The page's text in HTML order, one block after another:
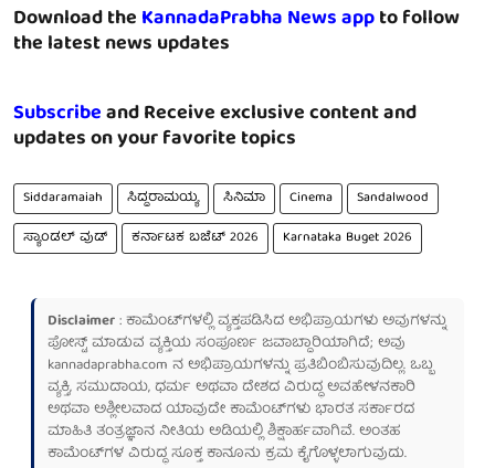
Download theKannadaPrabha News appto follow
the latest news updates
Subscribeand Receive exclusive content and
updates on your favorite topics
Siddaramaiah ಸಿದ್ದರಾಮಯ್ಯ ಸಿನಿಮಾ Cinema
Sandalwood
ಸ್ಯಾಂಡಲ್ ವುಡ್
ಕರ್ನಾಟಕ ಬಜೆಟ್ 2026 Karnataka Buget 2026
Disclaimer: ಕಾಮೆಂಟ್‌ಗಳಲ್ಲಿ ವ್ಯಕ್ತಪಡಿಸಿದ ಅಭಿಪ್ರಾಯಗಳು ಅವುಗಳನ್ನು
ಪೋಸ್ಟ್ ಮಾಡುವ ವ್ಯಕ್ತಿಯ ಸಂಪೂರ್ಣ ಜವಾಬ್ದಾರಿಯಾಗಿದೆ; ಅವು
kannadaprabha.com ನ ಅಭಿಪ್ರಾಯಗಳನ್ನು ಪ್ರತಿಬಿಂಬಿಸುವುದಿಲ್ಲ. ಒಬ್ಬ
ವ್ಯಕ್ತಿ, ಸಮುದಾಯ, ಧರ್ಮ ಅಥವಾ ದೇಶದ ವಿರುದ್ಧ ಅವಹೇಳನಕಾರಿ
ಅಥವಾ ಅಶ್ಲೀಲವಾದ ಯಾವುದೇ ಕಾಮೆಂಟ್‌ಗಳು ಭಾರತ ಸರ್ಕಾರದ
ಮಾಹಿತಿ ತಂತ್ರಜ್ಞಾನ ನೀತಿಯ ಅಡಿಯಲ್ಲಿ ಶಿಕ್ಷಾರ್ಹವಾಗಿವೆ. ಅಂತಹ
ಕಾಮೆಂಟ್‌ಗಳ ವಿರುದ್ಧ ಸೂಕ್ತ ಕಾನೂನು ಕ್ರಮ ಕೈಗೊಳ್ಳಲಾಗುವುದು.